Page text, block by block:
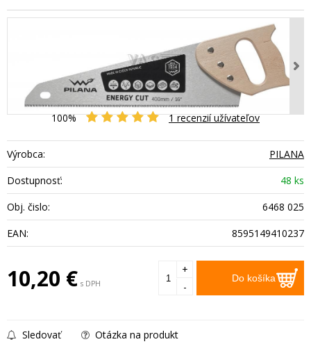
100% 1recenzií užívateľov
Výrobca:
PILANA
Dostupnosť:
48 ks
Obj. čislo:
6468 025
EAN:
8595149410237
10,20 € s DPH Do košíka
+
-
Sledovať Otázka na produkt